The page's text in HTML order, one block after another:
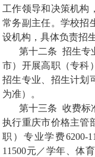
工作领导和决策机构
常务副主任。学校招
设机构，具体负责招
第十二条 招生专
市）开展高职（专科
招生专业、招生计划
为准）。
第十三条 收费标
执行重庆市价格主管
职）专业学费6200-
11500元／学年、体